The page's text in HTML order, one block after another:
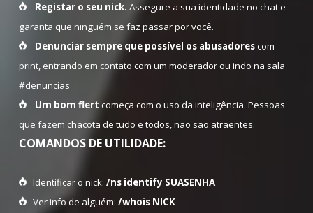
Registar o seu nick. Assegure a sua identidade no chat e
garanta que ninguém se faz passar por você.
Denunciar sempre que possível os abusadorescom
print, entrando em contato com um moderador ou indo na sala
#denuncias
Um bom flert começa com o uso da inteligência. Pessoas
que fazem chacota de tudo e todos, não são atraentes.
COMANDOS DE UTILIDADE:
Identificar o nick: /ns identify SUASENHA
Ver info de alguém: /whois NICK